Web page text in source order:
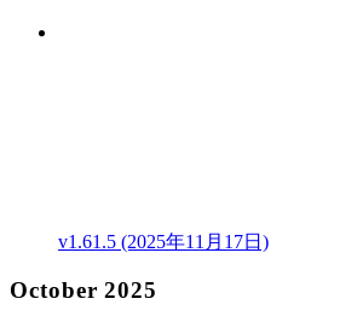
v1.61.5 (2025年11月17日)
October 2025